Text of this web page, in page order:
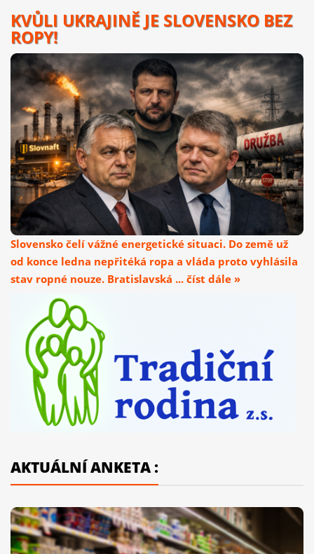
KVŮLI UKRAJINĚ JE SLOVENSKO BEZ
ROPY!
Slovensko čelí vážné energetické situaci. Do země už
od konce ledna nepřitéká ropa a vláda proto vyhlásila
stav ropné nouze. Bratislavská ... číst dále »
AKTUÁLNÍ ANKETA :